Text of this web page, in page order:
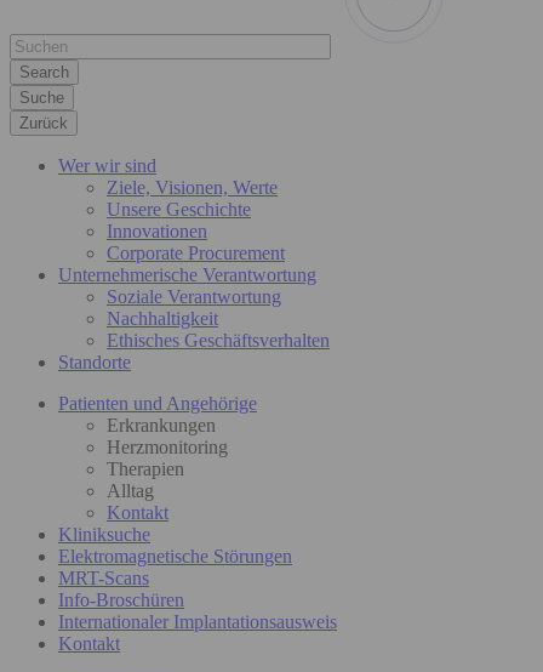
Suche
Zurück
Wer wir sind
Ziele, Visionen, Werte
Unsere Geschichte
Innovationen
Corporate Procurement
Unternehmerische Verantwortung
Soziale Verantwortung
Nachhaltigkeit
Ethisches Geschäftsverhalten
Standorte
Patienten und Angehörige
Erkrankungen
Herzmonitoring
Therapien
Alltag
Kontakt
Kliniksuche
Elektromagnetische Störungen
MRT-Scans
Info-Broschüren
Internationaler Implantationsausweis
Kontakt